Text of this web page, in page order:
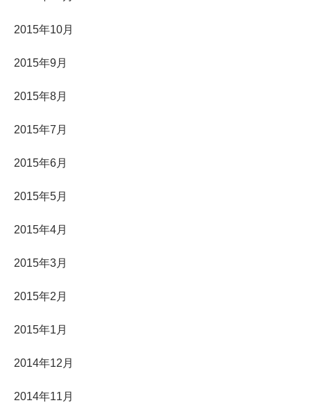
2015年10月
2015年9月
2015年8月
2015年7月
2015年6月
2015年5月
2015年4月
2015年3月
2015年2月
2015年1月
2014年12月
2014年11月